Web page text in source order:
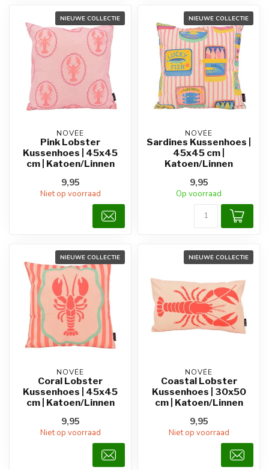
NIEUWE COLLECTIE
NOVÉE
Pink Lobster
Kussenhoes | 45x45
cm | Katoen/Linnen
9,95
Niet op voorraad
NIEUWE COLLECTIE
NOVÉE
Sardines Kussenhoes |
45x45 cm |
Katoen/Linnen
9,95
Op voorraad
NIEUWE COLLECTIE
NOVÉE
Coral Lobster
Kussenhoes | 45x45
cm | Katoen/Linnen
9,95
Niet op voorraad
NIEUWE COLLECTIE
NOVÉE
Coastal Lobster
Kussenhoes | 30x50
cm | Katoen/Linnen
9,95
Niet op voorraad